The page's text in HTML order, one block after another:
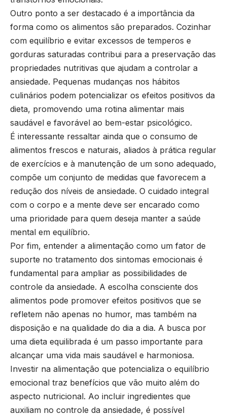
Outro ponto a ser destacado é a importância da
forma como os alimentos são preparados. Cozinhar
com equilíbrio e evitar excessos de temperos e
gorduras saturadas contribui para a preservação das
propriedades nutritivas que ajudam a controlar a
ansiedade. Pequenas mudanças nos hábitos
culinários podem potencializar os efeitos positivos da
dieta, promovendo uma rotina alimentar mais
saudável e favorável ao bem-estar psicológico.
É interessante ressaltar ainda que o consumo de
alimentos frescos e naturais, aliados à prática regular
de exercícios e à manutenção de um sono adequado,
compõe um conjunto de medidas que favorecem a
redução dos níveis de ansiedade. O cuidado integral
com o corpo e a mente deve ser encarado como
uma prioridade para quem deseja manter a saúde
mental em equilíbrio.
Por fim, entender a alimentação como um fator de
suporte no tratamento dos sintomas emocionais é
fundamental para ampliar as possibilidades de
controle da ansiedade. A escolha consciente dos
alimentos pode promover efeitos positivos que se
refletem não apenas no humor, mas também na
disposição e na qualidade do dia a dia. A busca por
uma dieta equilibrada é um passo importante para
alcançar uma vida mais saudável e harmoniosa.
Investir na alimentação que potencializa o equilíbrio
emocional traz benefícios que vão muito além do
aspecto nutricional. Ao incluir ingredientes que
auxiliam no controle da ansiedade, é possível